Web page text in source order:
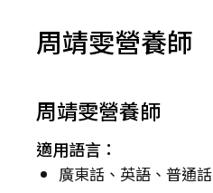
周靖雯營養師
周靖雯營養師
適用語言：
廣東話、英語、普通話